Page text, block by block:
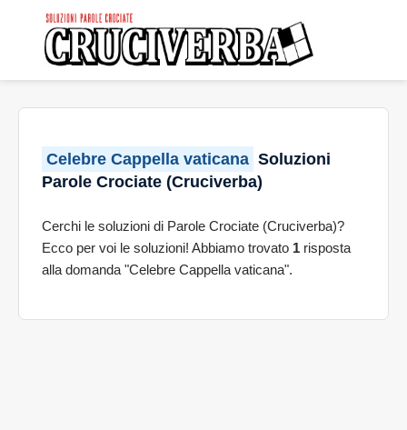
Celebre Cappella vaticana Soluzioni
Parole Crociate (Cruciverba)
Cerchi le soluzioni di Parole Crociate (Cruciverba)?
Ecco per voi le soluzioni! Abbiamo trovato 1 risposta
alla domanda "Celebre Cappella vaticana".